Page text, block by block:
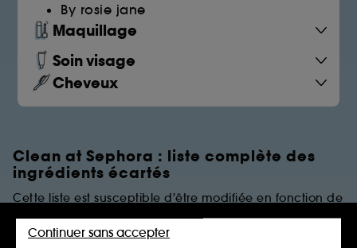
By rosie jane
Maquillage
Soin visage
Cheveux
Clean at Sephora : liste complète des
ingrédients écartés
Cette liste est susceptible d'être modifiée en fonction de
Continuer sans accepter